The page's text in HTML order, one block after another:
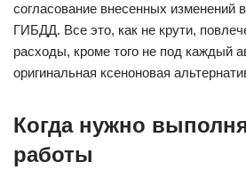
согласование внесенных изменений
ГИБДД. Все это, как не крути,
расходы, кроме того не под каждый
оригинальная ксеноновая
Когда нужно
работы